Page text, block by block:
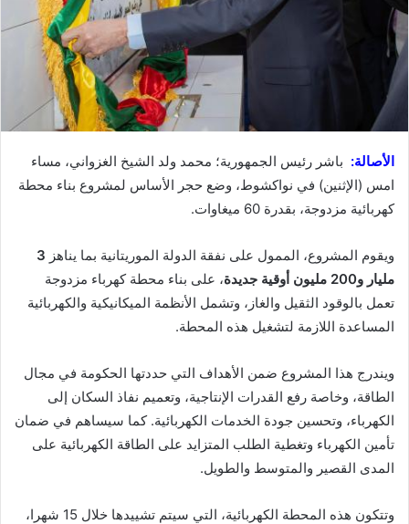
الأصالة: باشر رئيس الجمهورية؛ محمد ولد الشيخ الغزواني، مساء
امس (الإثنين) في نواكشوط، وضع حجر الأساس لمشروع بناء محطة
كهربائية مزدوجة، بقدرة 60 ميغاوات.
ويقوم المشروع، الممول على نفقة الدولة الموريتانية بما يناهز 3
مليار و200 مليون أوقية جديدة
، على بناء محطة كهرباء مزدوجة
تعمل بالوقود الثقيل والغاز، وتشمل الأنظمة الميكانيكية والكهربائية
المساعدة اللازمة لتشغيل هذه المحطة.
ويندرج هذا المشروع ضمن الأهداف التي حددتها الحكومة في مجال
الطاقة، وخاصة رفع القدرات الإنتاجية، وتعميم نفاذ السكان إلى
الكهرباء، وتحسين جودة الخدمات الكهربائية. كما سيساهم في ضمان
تأمين الكهرباء وتغطية الطلب المتزايد على الطاقة الكهربائية على
المدى القصير والمتوسط والطويل.
وتتكون هذه المحطة الكهربائية، التي سيتم تشييدها خلال 15 شهرا،